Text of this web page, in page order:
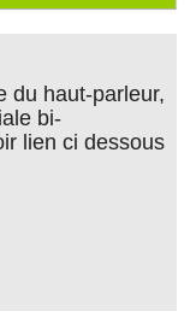
du haut-parleur,
bi-
lien ci dessous